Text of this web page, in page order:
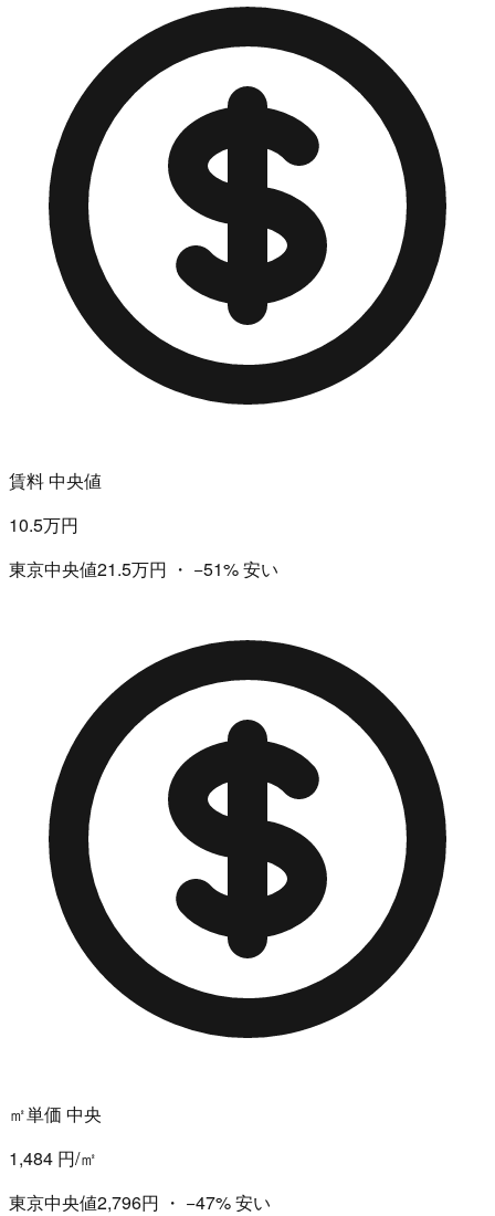
賃料 中央値
10.5万円
東京中央値21.5万円 ・ −51%安い
㎡単価 中央
1,484 円/㎡
東京中央値2,796円 ・ −47%安い